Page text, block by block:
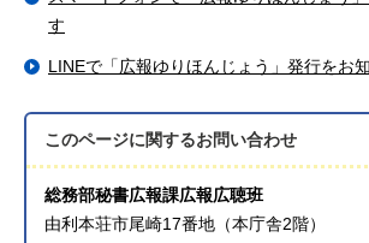
す
LINEで「広報ゆりほんじょう」発行をお
このページに関するお問い合わせ
総務部秘書広報課広報広聴班
由利本荘市尾崎17番地（本庁舎2階）